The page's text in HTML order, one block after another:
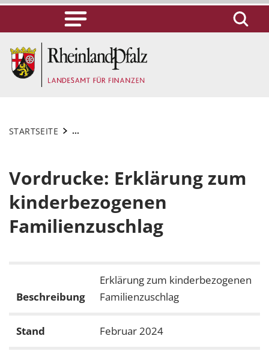
STARTSEITE ...
Vordrucke: Erklärung zum
kinderbezogenen
Familienzuschlag
Beschreibung
Erklärung zum kinderbezogenen
Familienzuschlag
Stand Februar 2024